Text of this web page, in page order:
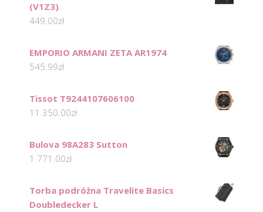
(V1Z3)
449.00zł
EMPORIO ARMANI ZETA AR1974
545.99zł
Tissot T9244107606100
11 350.00zł
Bulova 98A283 Sutton
1 771.00zł
Torba podróżna Travelite Basics
Doubledecker L